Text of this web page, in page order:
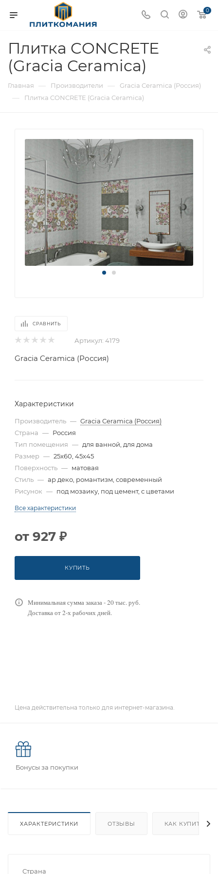
0
Плитка CONCRETE
(Gracia Ceramica)
Главная — Производители — Gracia Ceramica (Россия)
— Плитка CONCRETE (Gracia Ceramica)
СРАВНИТЬ
Артикул: 4179
Gracia Ceramica (Россия)
Характеристики
Производитель — Gracia Ceramica (Россия)
Страна — Россия
Тип помещения — для ванной, для дома
Размер — 25x60, 45x45
Поверхность — матовая
Стиль — ар деко, романтизм, современный
Рисунок — под мозаику, под цемент, с цветами
Все характеристики
от 927 ₽
КУПИТЬ
Минимальная сумма заказа - 20 тыс. руб.
Доставка от 2-х рабочих дней.
Цена действительна только для интернет-магазина.
Бонусы за покупки
ХАРАКТЕРИСТИКИ ОТЗЫВЫ КАК КУПИТЬ
Страна